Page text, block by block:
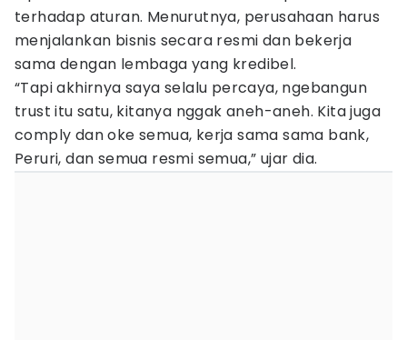
terhadap aturan. Menurutnya, perusahaan harus
menjalankan bisnis secara resmi dan bekerja
sama dengan lembaga yang kredibel.
“Tapi akhirnya saya selalu percaya, ngebangun
trust itu satu, kitanya nggak aneh-aneh. Kita juga
comply dan oke semua, kerja sama sama bank,
Peruri, dan semua resmi semua,” ujar dia.